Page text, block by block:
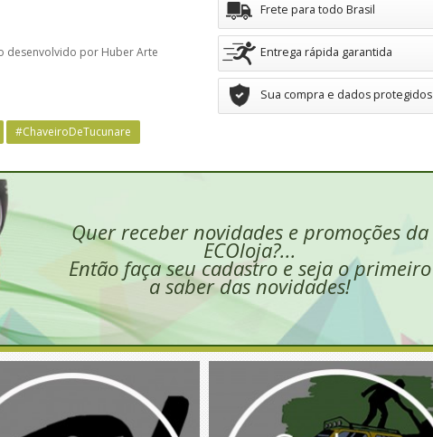
desenvolvido por Huber Arte
Frete para todo Brasil
Entrega rápida garantida
Sua compra e dados protegidos
#ChaveiroDeTucunare
Quer receber novidades e promoções da
ECOloja?...
Então faça seu cadastro e seja o primeiro
a saber das novidades!